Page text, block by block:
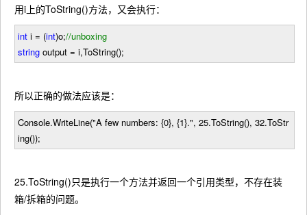
用i上的ToString()方法，又会执行：
int i = (int)o;//unboxing
string output = i,ToString();
所以正确的做法应该是：
Console.WriteLine("A few numbers: {0}, {1}.", 25.ToString(), 32.ToStr
ing());
25.ToString()只是执行一个方法并返回一个引用类型，不存在装
箱/拆箱的问题。